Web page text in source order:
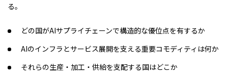
る。
どの国がAIサプライチェーンで構造的な優位点を有するか
AIのインフラとサービス展開を支える重要コモディティは何か
それらの生産・加工・供給を支配する国はどこか